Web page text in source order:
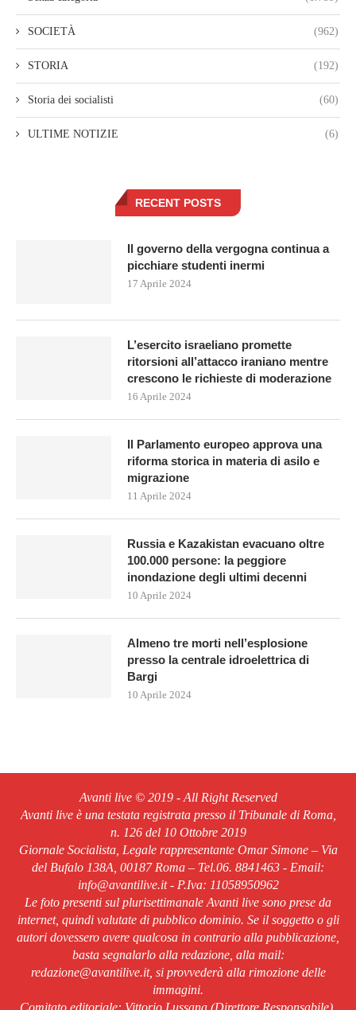
SOCIETÀ (962)
STORIA (192)
Storia dei socialisti (60)
ULTIME NOTIZIE (6)
RECENT POSTS
Il governo della vergogna continua a
picchiare studenti inermi
17 Aprile 2024
L’esercito israeliano promette
ritorsioni all’attacco iraniano mentre
crescono le richieste di moderazione
16 Aprile 2024
Il Parlamento europeo approva una
riforma storica in materia di asilo e
migrazione
11 Aprile 2024
Russia e Kazakistan evacuano oltre
100.000 persone: la peggiore
inondazione degli ultimi decenni
10 Aprile 2024
Almeno tre morti nell’esplosione
presso la centrale idroelettrica di
Bargi
10 Aprile 2024
Avanti live © 2019 - All Right Reserved
Avanti live è una testata registrata presso il Tribunale di Roma,
n. 126 del 10 Ottobre 2019
Giornale Socialista, Legale rappresentante Omar Simone – Via
del Bufalo 138A, 00187 Roma – Tel.06. 8841463 - Email:
info@avantilive.it - P.Iva: 11058950962
Le foto presenti sul plurisettimanale Avanti live sono prese da
internet, quindi valutate di pubblico dominio. Se il soggetto o gli
autori dovessero avere qualcosa in contrario alla pubblicazione,
basta segnalarlo alla redazione, alla mail:
redazione@avantilive.it, si provvederà alla rimozione delle
immagini.